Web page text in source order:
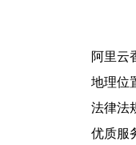
阿里云
地理位
法律法
优质服